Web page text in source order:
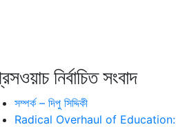
নির্বাচিত সংবাদ
সম্পর্ক – দিপু সিদ্দিকী
Radical Overhaul of Education: